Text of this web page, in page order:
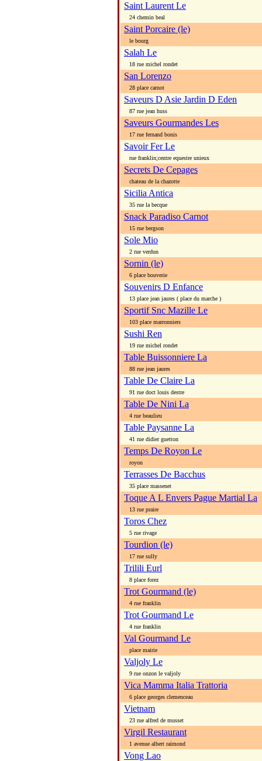
Saint Laurent Le
24 chemin beal
Saint Porcaire (le)
le bourg
Salah Le
18 rue michel rondet
San Lorenzo
28 place carnot
Saveurs D Asie Jardin D Eden
87 rue jean huss
Saveurs Gourmandes Les
17 rue fernand bonis
Savoir Fer Le
rue franklin;centre equestre unieux
Secrets De Cepages
chateau de la chazotte
Sicilia Antica
35 rue la becque
Snack Paradiso Carnot
15 rue bergson
Sole Mio
2 rue verdun
Sornin (le)
6 place bouverie
Souvenirs D Enfance
13 place jean jaures ( place du marche )
Sportif Snc Mazille Le
103 place marronniers
Sushi Ren
19 rue michel rondet
Table Buissonniere La
88 rue jean jaures
Table De Claire La
91 rue doct louis destre
Table De Nini La
4 rue beaulieu
Table Paysanne La
41 rue didier guetton
Temps De Royon Le
royon
Terrasses De Bacchus
35 place massenet
Toque A L Envers Pague Martial La
13 rue praire
Toros Chez
5 rue rivage
Tourdion (le)
17 rue sully
Trilili Eurl
8 place forez
Trot Gourmand (le)
4 rue franklin
Trot Gourmand Le
4 rue franklin
Val Gourmand Le
place mairie
Valjoly Le
9 rue onzon le valjoly
Vica Mamma Italia Trattoria
6 place georges clemenceau
Vietnam
23 rue alfred de musset
Virgil Restaurant
1 avenue albert raimond
Vong Lao